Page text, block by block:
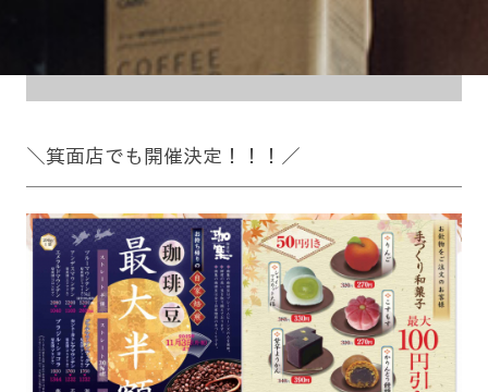
＼箕面店でも開催決定！！！／